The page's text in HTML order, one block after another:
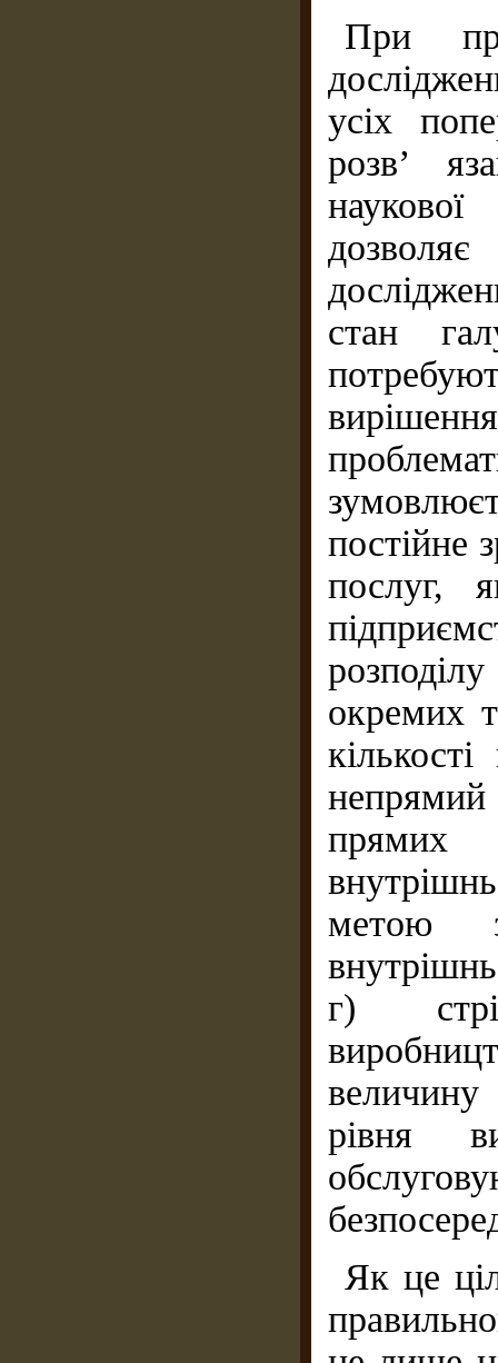
При
усіх
розв’
стан
постійне
послуг,
окремих
непрямий
метою
г)
рівня
Як це